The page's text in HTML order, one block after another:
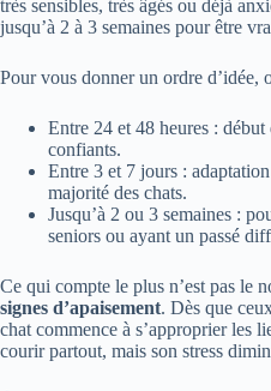
très sensibles, très âgés ou déjà
jusqu’à 2 à 3 semaines pour être
Pour vous donner un ordre d’idée,
Entre 24 et 48 heures :
confiants.
Entre 3 et 7 jours :
majorité des chats.
Jusqu’à 2 ou 3 semaines :
seniors ou ayant un passé
Ce qui compte le plus n’est pas le
signes d’apaisement. Dès que
chat commence à s’approprier les
courir partout, mais son stress